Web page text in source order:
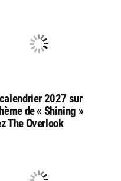
2027 sur
de « Shining »
The Overlook